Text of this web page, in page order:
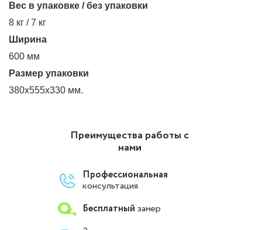
Вес в упаковке / без упаковки
8 кг / 7 кг
Ширина
600 мм
Размер упаковки
380х555х330 мм.
Преимущества работы с
нами
Профессиональная
консультация
Бесплатный замер